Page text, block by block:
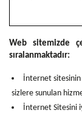
Web sitemizde
sıralanmaktadır:
İnternet
sizlere sunulan
İnternet Sitesini